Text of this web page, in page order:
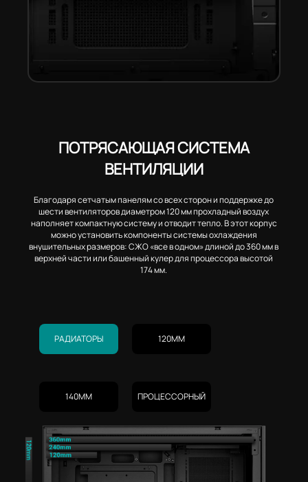
ПОТРЯСАЮЩАЯ СИСТЕМА
ВЕНТИЛЯЦИИ
Благодаря сетчатым панелям со всех сторон и поддержке до
шести вентиляторов диаметром 120 мм прохладный воздух
наполняет компактную систему и отводит тепло. В этот корпус
можно установить компоненты системы охлаждения
внушительных размеров: СЖО «все в одном» длиной до 360 мм в
верхней части или башенный кулер для процессора высотой
174 мм.
РАДИАТОРЫ 120MM
140MM ПРОЦЕССОРНЫЙ